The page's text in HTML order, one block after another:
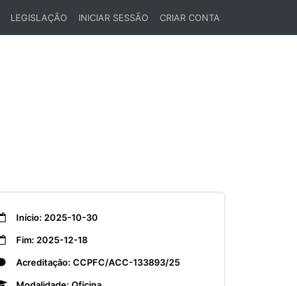
LEGISLAÇÃO INICIAR SESSÃO CRIAR CONTA
Início: 2025-10-30
Fim: 2025-12-18
Acreditação: CCPFC/ACC-133893/25